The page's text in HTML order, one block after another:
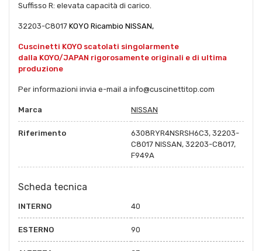
Suffisso R: elevata capacità di carico.
32203-C8017 KOYO Ricambio NISSAN,
Cuscinetti KOYO scatolati singolarmente
dalla KOYO/JAPAN rigorosamente originali e di ultima
produzione
Per informazioni invia e-mail a info@cuscinettitop.com
Marca NISSAN
Riferimento
6308RYR4NSRSH6C3, 32203-
C8017 NISSAN, 32203-C8017,
F949A
Scheda tecnica
INTERNO 40
ESTERNO 90